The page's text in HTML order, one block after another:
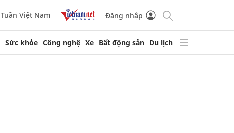
Tuần Việt Nam Đăng nhập
Sức khỏe Công nghệ Xe Bất động sản Du lịch